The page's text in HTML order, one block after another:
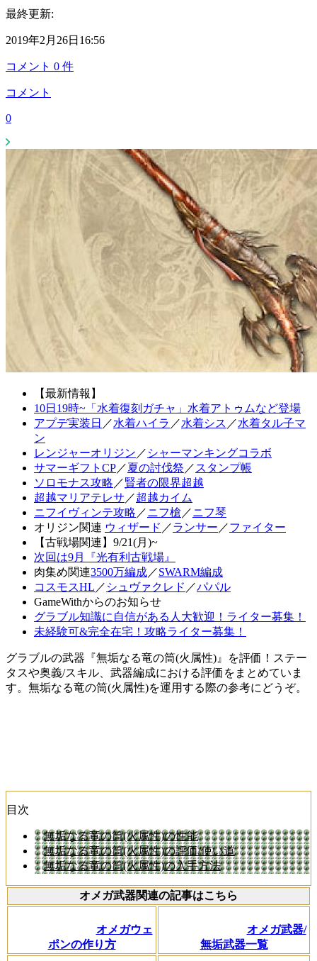
最終更新:
2019年2月26日16:56
コメント 0 件
コメント
0
【最新情報】
10日19時~「水着復刻ガチャ」水着アトゥムなど登場
アプデ実装日 ／水着ハイラ ／水着シス ／水着タル子マ
ン
レンジャーオリジン ／ シャーマンキングコラボ
サマーギフトCP／夏の討伐祭 ／ スタンプ帳
ソロモナス攻略 ／賢者の限界超越
超越マリアテレサ ／超越カイム
ニフイヴィンテ攻略 ／ニフ槍 ／ニフ琴
オリジン関連 ウィザード ／ランサー ／ファイター
【古戦場関連】9/21(月)~
次回は9月『光有利古戦場』
肉集め関連3500万編成／SWARM編成
コスモスHL ／ シュヴァクレド ／パパル
GameWithからのお知らせ
グラブル知識に自信がある人大歓迎！ライター募集！
未経験可&完全在宅！攻略ライター募集！
グラブルの武器『無垢なる竜の筒(火属性)』を評価！ステー
タスや奥義/スキル、武器編成における評価をまとめていま
す。無垢なる竜の筒(火属性)を運用する際の参考にどうぞ。
目次
無垢なる竜の筒(火属性)の性能
無垢なる竜の筒(火属性)の評価/使い道
無垢なる竜の筒(火属性)の入手方法
オメガ武器関連の記事はこちら
オメガウェ
ポンの作り方
オメガ武器/
無垢武器一覧